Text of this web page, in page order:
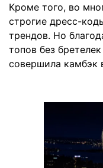
Кроме того, во
строгие дресс-
трендов. Но
топов без
совершила камбэк